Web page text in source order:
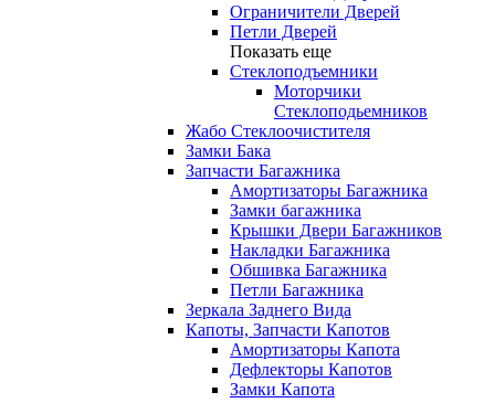
Ограничители Дверей
Петли Дверей
Показать еще
Стеклоподъемники
Моторчики
Стеклоподьемников
Жабо Стеклоочистителя
Замки Бака
Запчасти Багажника
Амортизаторы Багажника
Замки багажника
Крышки Двери Багажников
Накладки Багажника
Обшивка Багажника
Петли Багажника
Зеркала Заднего Вида
Капоты, Запчасти Капотов
Амортизаторы Капота
Дефлекторы Капотов
Замки Капота